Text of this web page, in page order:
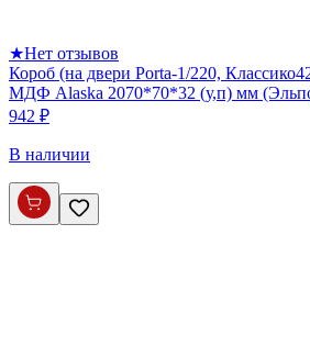
★Нет отзывов
Короб (на двери Porta-1/220,
МДФ Alaska 2070*70*32 (у,п) мм
942 ₽
В наличии